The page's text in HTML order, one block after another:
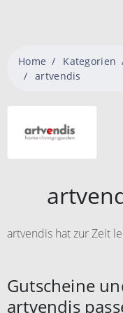
Home Kategorien
artvendis
artvendis hat zur Zeit
Gutscheine
artvendis